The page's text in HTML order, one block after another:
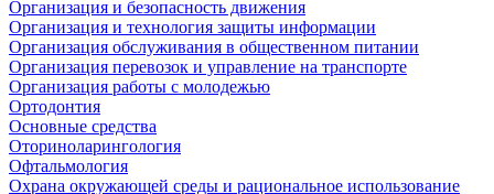
Организация и безопасность движения
Организация и технология защиты информации
Организация обслуживания в общественном питании
Организация перевозок и управление на транспорте
Организация работы с молодежью
Ортодонтия
Основные средства
Оториноларингология
Офтальмология
Охрана окружающей среды и рациональное использование